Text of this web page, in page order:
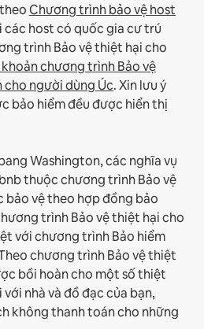
Chương trình bảo vệ host
các host có quốc gia cư trú
trình Bảo vệ thiệt hại cho
chương trình Bảo vệ
người dùng Úc. Xin lưu ý
bảo hiểm đều được hiển thị
Washington, các nghĩa vụ
thuộc chương trình Bảo vệ
vệ theo hợp đồng bảo
trình Bảo vệ thiệt hại cho
với chương trình Bảo hiểm
chương trình Bảo vệ thiệt
bồi hoàn cho một số thiệt
nhà và đồ đạc của bạn,
không thanh toán cho những